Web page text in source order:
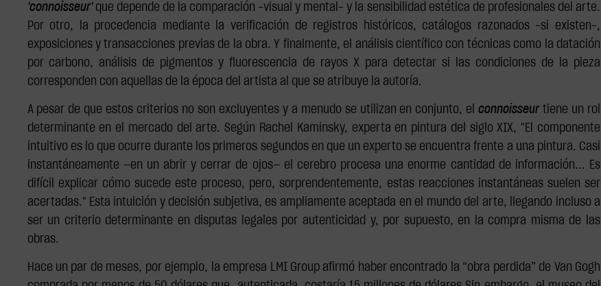
'connoisseur'que depende de la comparación -visual y mental- y la sensibilidad estética de profesionales del arte.
Por otro, la procedencia mediante la verificación de registros históricos, catálogos razonados -si existen-,
exposiciones y transacciones previas de la obra. Y finalmente, el análisis científico con técnicas como la datación
por carbono, análisis de pigmentos y fluorescencia de rayos X para detectar si las condiciones de la pieza
corresponden con aquellas de la época del artista al que se atribuye la autoría.
A pesar de que estos criterios no son excluyentes y a menudo se utilizan en conjunto, elconnoisseurtiene un rol
determinante en el mercado del arte. Según Rachel Kaminsky, experta en pintura del siglo XIX, "El componente
intuitivo es lo que ocurre durante los primeros segundos en que un experto se encuentra frente a una pintura. Casi
instantáneamente —en un abrir y cerrar de ojos— el cerebro procesa una enorme cantidad de información... Es
difícil explicar cómo sucede este proceso, pero, sorprendentemente, estas reacciones instantáneas suelen ser
acertadas." Esta intuición y decisión subjetiva, es ampliamente aceptada en el mundo del arte, llegando incluso a
ser un criterio determinante en disputas legales por autenticidad y, por supuesto, en la compra misma de las
obras.
Hace un par de meses, por ejemplo, la empresa LMI Group afirmó haber encontrado la “obra perdida” de Van Gogh